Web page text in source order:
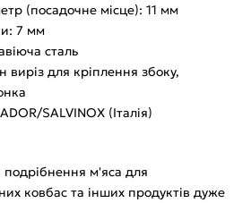
(посадочне місце): 11 мм
7 мм
сталь
для кріплення збоку,
SALVINOX (Італія)
подрібнення м'яса для
ковбас та інших продуктів дуже